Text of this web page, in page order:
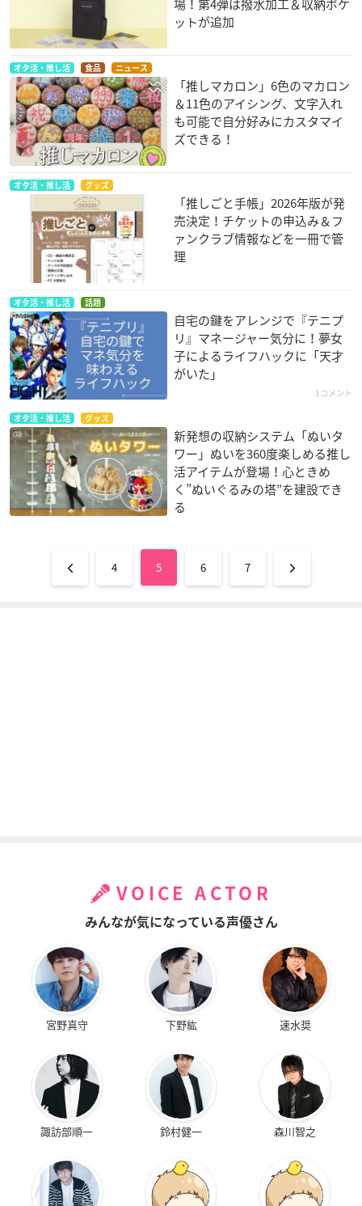
場！第4弾は撥水加工＆収納ポケ
ットが追加
オタ活・推し活 食品 ニュース
「推しマカロン」6色のマカロン
＆11色のアイシング、文字入れ
も可能で自分好みにカスタマイ
ズできる！
オタ活・推し活 グッズ
「推しごと手帳」2026年版が発
売決定！チケットの申込み＆フ
ァンクラブ情報などを一冊で管
理
オタ活・推し活 話題
自宅の鍵をアレンジで『テニプ
リ』マネージャー気分に！夢女
子によるライフハックに「天才
がいた」
1コメント
オタ活・推し活 グッズ
新発想の収納システム「ぬいタ
ワー」ぬいを360度楽しめる推し
活アイテムが登場！心ときめ
く”ぬいぐるみの塔”を建設でき
る
4 5 6 7
VOICE ACTOR
みんなが気になっている声優さん
宮野真守 下野紘 速水奨
諏訪部順一 鈴村健一 森川智之